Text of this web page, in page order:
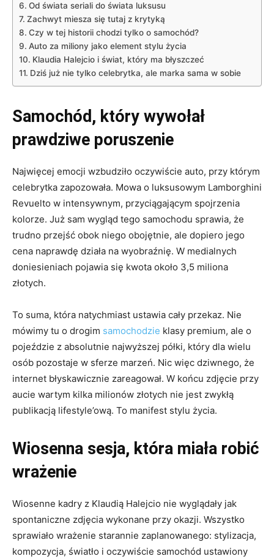
Od świata seriali do świata luksusu
Zachwyt miesza się tutaj z krytyką
Czy w tej historii chodzi tylko o samochód?
Auto za miliony jako element stylu życia
Klaudia Halejcio i świat, który ma błyszczeć
Dziś już nie tylko celebrytka, ale marka sama w sobie
Samochód, który wywołał
prawdziwe poruszenie
Najwięcej emocji wzbudziło oczywiście auto, przy którym
celebrytka zapozowała. Mowa o luksusowym Lamborghini
Revuelto w intensywnym, przyciągającym spojrzenia
kolorze. Już sam wygląd tego samochodu sprawia, że
trudno przejść obok niego obojętnie, ale dopiero jego
cena naprawdę działa na wyobraźnię. W medialnych
doniesieniach pojawia się kwota około 3,5 miliona
złotych.
To suma, która natychmiast ustawia cały przekaz. Nie
mówimy tu o drogim samochodzie klasy premium, ale o
pojeździe z absolutnie najwyższej półki, który dla wielu
osób pozostaje w sferze marzeń. Nic więc dziwnego, że
internet błyskawicznie zareagował. W końcu zdjęcie przy
aucie wartym kilka milionów złotych nie jest zwykłą
publikacją lifestyle’ową. To manifest stylu życia.
Wiosenna sesja, która miała robić
wrażenie
Wiosenne kadry z Klaudią Halejcio nie wyglądały jak
spontaniczne zdjęcia wykonane przy okazji. Wszystko
sprawiało wrażenie starannie zaplanowanego: stylizacja,
kompozycja, światło i oczywiście samochód ustawiony